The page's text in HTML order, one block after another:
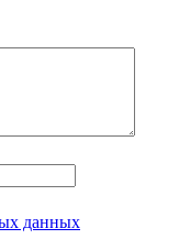
данных